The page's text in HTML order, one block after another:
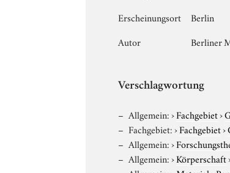
Erscheinungsort
Berlin
Autor
Berliner
Verschlagwortung
Allgemein:›Fachgebiet›
Fachgebiet:›Fachgebiet›
Allgemein:›
Allgemein:›Körperschaft